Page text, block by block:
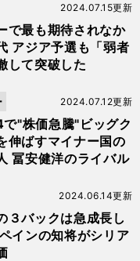
で最も期待されなか
アジア予選も「弱者
して突破した
2024.07.15更新
"株価急騰"ビッグク
伸ばすマイナー国の
冨安健洋のライバル
2024.07.12更新
３バックは急成長し
インの知将がシリア
2024.06.14更新